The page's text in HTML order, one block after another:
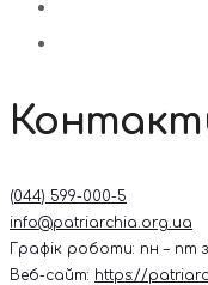
(044) 599-000-5
info@patriarchia.org.ua
Графік роботи: пн – пт з
Веб-сайт: https://